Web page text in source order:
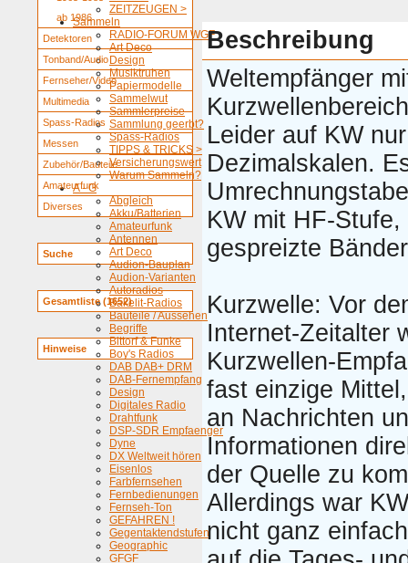
ZEITZEUGEN >
Sammeln
RADIO-FORUM WGF
Art Deco
Design
Musiktruhen
Papiermodelle
Sammelwut
Sammlerpreise
Sammlung geerbt?
Spass-Radios
TIPPS & TRICKS >
Versicherungswert
Warum Sammeln?
A - G
Abgleich
Akku/Batterien
Amateurfunk
Antennen
Art Deco
Audion-Bauplan
Audion-Varianten
Autoradios
Bakelit-Radios
Bauteile / Aussehen
Begriffe
Bittorf & Funke
Boy's Radios
DAB DAB+ DRM
DAB-Fernempfang
Design
Digitales Radio
Drahtfunk
DSP-SDR Empfaenger
Dyne
DX Weltweit hören
Eisenlos
Farbfernsehen
Fernbedienungen
Fernseh-Ton
GEFAHREN !
Gegentaktendstufen
Geographic
GFGF
ab 1986
Detektoren
Tonband/Audio
Fernseher/Video
Multimedia
Spass-Radios
Messen
Zubehör/Bauteile
Amateurfunk
Diverses
Suche
Gesamtliste (1652)
Hinweise
Beschreibung
Weltempfänger
Leider auf KW
Dezimalskalen.
KW mit HF-Stufe,
gespreizte
Kurzwelle: Vor
Internet-Zeitalter
Kurzwellen-
fast einzige
an Nachrichten
Informationen
der Quelle zu
Allerdings war
nicht ganz